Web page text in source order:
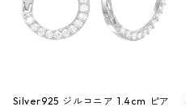
Silver925 ジルコニア 1.4cm ピア